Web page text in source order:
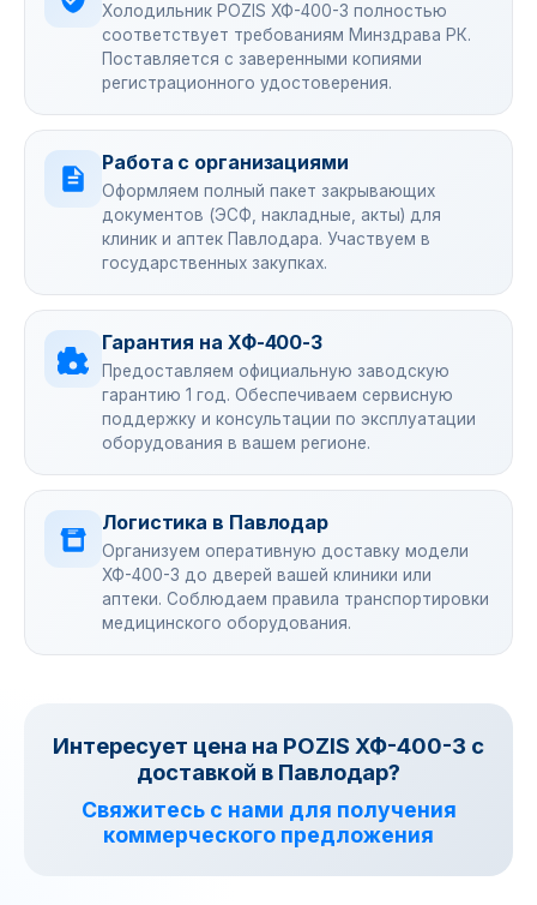
Холодильник POZIS ХФ-400-3 полностью
соответствует требованиям Минздрава РК.
Поставляется с заверенными копиями
регистрационного удостоверения.
Работа с организациями
Оформляем полный пакет закрывающих
документов (ЭСФ, накладные, акты) для
клиник и аптек Павлодара. Участвуем в
государственных закупках.
Гарантия на ХФ-400-3
Предоставляем официальную заводскую
гарантию 1 год. Обеспечиваем сервисную
поддержку и консультации по эксплуатации
оборудования в вашем регионе.
Логистика в Павлодар
Организуем оперативную доставку модели
ХФ-400-3 до дверей вашей клиники или
аптеки. Соблюдаем правила транспортировки
медицинского оборудования.
Интересует цена на POZIS ХФ-400-3 с
доставкой в Павлодар?
Свяжитесь с нами для получения
коммерческого предложения